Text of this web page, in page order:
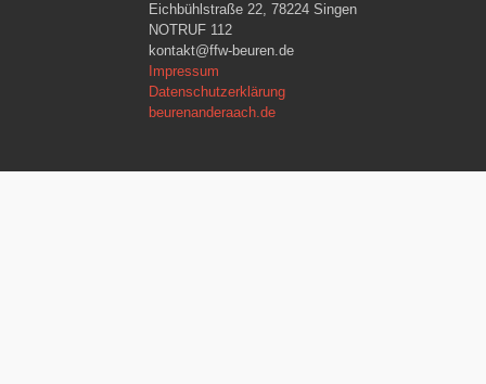
Eichbühlstraße 22, 78224 Singen
NOTRUF 112
kontakt@ffw-beuren.de
Impressum
Datenschutzerklärung
beurenanderaach.de